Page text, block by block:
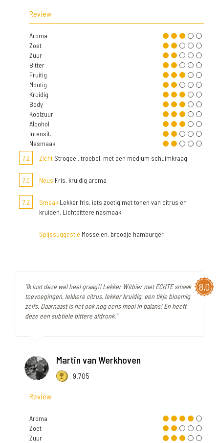
Review
Aroma
Zoet
Zuur
Bitter
Fruitig
Moutig
Kruidig
Body
Koolzuur
Alcohol
Intensit.
Nasmaak
7,2
Zicht Strogeel, troebel, met een medium schuimkraag
7,0 Neus Fris, kruidig aroma
7,2 Smaak Lekker fris, iets zoetig met tonen van citrus en
kruiden. Lichtbittere nasmaak
Spijssuggestie Mosselen, broodje hamburger
8,0
"Ik lust deze wel heel graag!! Lekker Witbier met ECHTE smaak
toevoegingen, lekkere citrus, lekker kruidig, een tikje bloemig
zelfs. Daarnaast is het ook nog eens mooi in balans! En heeft
deze een subtiele bittere afdronk."
Martin van Werkhoven
9.705
Review
Aroma
Zoet
Zuur